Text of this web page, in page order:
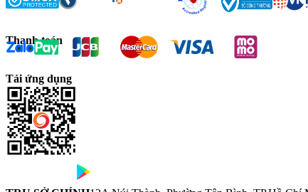
Thanh toán
Tải ứng dụng